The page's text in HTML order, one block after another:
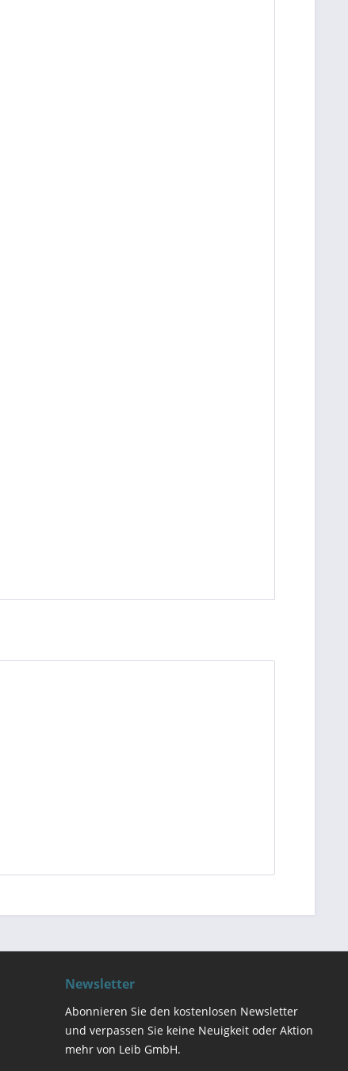
Newsletter
Abonnieren Sie den kostenlosen Newsletter
und verpassen Sie keine Neuigkeit oder Aktion
mehr von Leib GmbH.